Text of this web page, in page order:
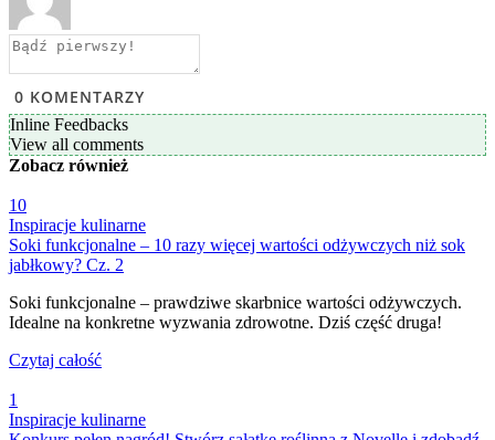
0 KOMENTARZY
Inline Feedbacks
View all comments
Zobacz również
10
Inspiracje kulinarne
Soki funkcjonalne – 10 razy więcej wartości odżywczych niż sok
jabłkowy? Cz. 2
Soki funkcjonalne – prawdziwe skarbnice wartości odżywczych.
Idealne na konkretne wyzwania zdrowotne. Dziś część druga!
Czytaj całość
1
Inspiracje kulinarne